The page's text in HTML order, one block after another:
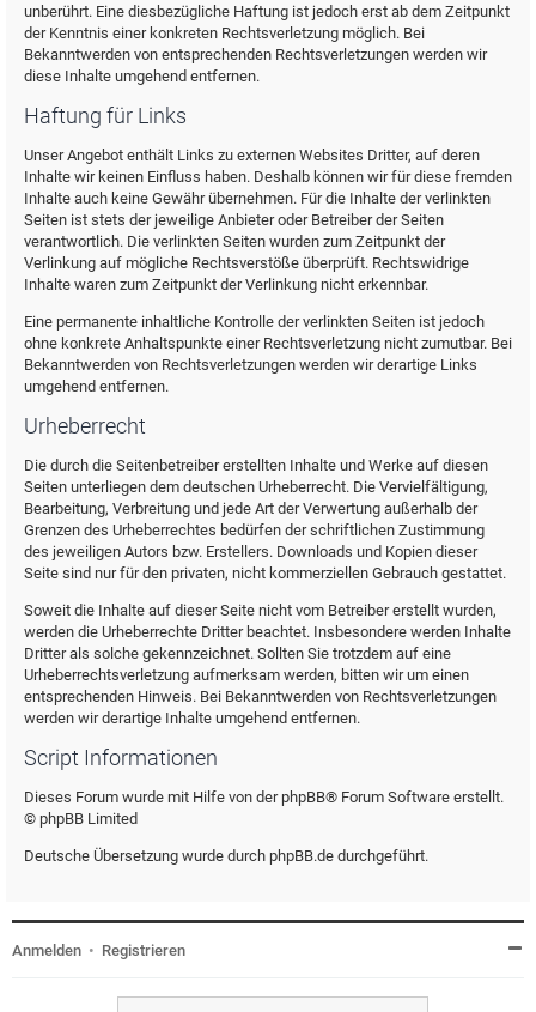
unberührt. Eine diesbezügliche Haftung ist jedoch erst ab dem Zeitpunkt
der Kenntnis einer konkreten Rechtsverletzung möglich. Bei
Bekanntwerden von entsprechenden Rechtsverletzungen werden wir
diese Inhalte umgehend entfernen.
Haftung für Links
Unser Angebot enthält Links zu externen Websites Dritter, auf deren
Inhalte wir keinen Einfluss haben. Deshalb können wir für diese fremden
Inhalte auch keine Gewähr übernehmen. Für die Inhalte der verlinkten
Seiten ist stets der jeweilige Anbieter oder Betreiber der Seiten
verantwortlich. Die verlinkten Seiten wurden zum Zeitpunkt der
Verlinkung auf mögliche Rechtsverstöße überprüft. Rechtswidrige
Inhalte waren zum Zeitpunkt der Verlinkung nicht erkennbar.
Eine permanente inhaltliche Kontrolle der verlinkten Seiten ist jedoch
ohne konkrete Anhaltspunkte einer Rechtsverletzung nicht zumutbar. Bei
Bekanntwerden von Rechtsverletzungen werden wir derartige Links
umgehend entfernen.
Urheberrecht
Die durch die Seitenbetreiber erstellten Inhalte und Werke auf diesen
Seiten unterliegen dem deutschen Urheberrecht. Die Vervielfältigung,
Bearbeitung, Verbreitung und jede Art der Verwertung außerhalb der
Grenzen des Urheberrechtes bedürfen der schriftlichen Zustimmung
des jeweiligen Autors bzw. Erstellers. Downloads und Kopien dieser
Seite sind nur für den privaten, nicht kommerziellen Gebrauch gestattet.
Soweit die Inhalte auf dieser Seite nicht vom Betreiber erstellt wurden,
werden die Urheberrechte Dritter beachtet. Insbesondere werden Inhalte
Dritter als solche gekennzeichnet. Sollten Sie trotzdem auf eine
Urheberrechtsverletzung aufmerksam werden, bitten wir um einen
entsprechenden Hinweis. Bei Bekanntwerden von Rechtsverletzungen
werden wir derartige Inhalte umgehend entfernen.
Script Informationen
Dieses Forum wurde mit Hilfe von der phpBB® Forum Software erstellt.
© phpBB Limited
Deutsche Übersetzung wurde durch phpBB.de durchgeführt.
Anmelden • Registrieren